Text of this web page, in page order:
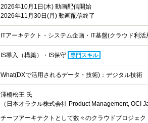
2026年10月1日(木) 動画配信開始
2026年11月30日(月) 動画配信終了
ITアーキテクト・システム企画・IT基盤(クラウド利活
IS導入（構築）・IS保守 専門スキル
What(DXで活用されるデータ・技術)：デジタル技術
澤橋松王 氏
（日本オラクル株式会社 Product Management, OCI
チーフアーキテクトとして数々のクラウドプロジェ